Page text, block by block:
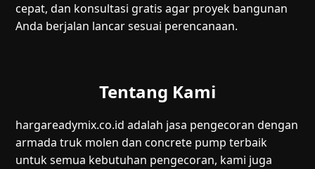
cepat, dan konsultasi gratis agar proyek bangunan
Anda berjalan lancar sesuai perencanaan.
Tentang Kami
hargareadymix.co.id adalah jasa pengecoran dengan
armada truk molen dan concrete pump terbaik
untuk semua kebutuhan pengecoran, kami juga